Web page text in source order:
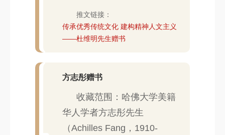
推文链接：
传承优秀传统文化 建构精神人文主义
——杜维明先生赠书
方志彤赠书
收藏范围：哈佛大学美籍
华人学者方志彤先生
（Achilles Fang，1910-